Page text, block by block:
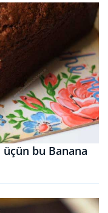
üçün bu Banana